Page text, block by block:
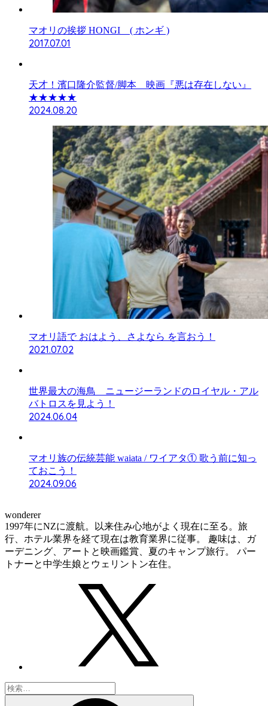
マオリの挨拶 HONGI ( ホンギ )
2017.07.01
天才！濱口隆介監督/脚本 映画『悪は存在しない』
★★★★★
2024.08.20
マオリ語で おはよう、さよなら を言おう！
2021.07.02
世界最大の海鳥 ニュージーランドのロイヤル・アル
バトロスを見よう！
2024.06.04
マオリ族の伝統芸能 waiata / ワイアタ① 歌う前に知っ
ておこう！
2024.09.06
wonderer
1997年にNZに渡航。以来住み心地がよく現在に至る。旅
行、ホテル業界を経て現在は教育業界に従事。 趣味は、ガ
ーデニング、アートと映画鑑賞、夏のキャンプ旅行。 パー
トナーと中学生娘とウェリントン在住。
検
索: